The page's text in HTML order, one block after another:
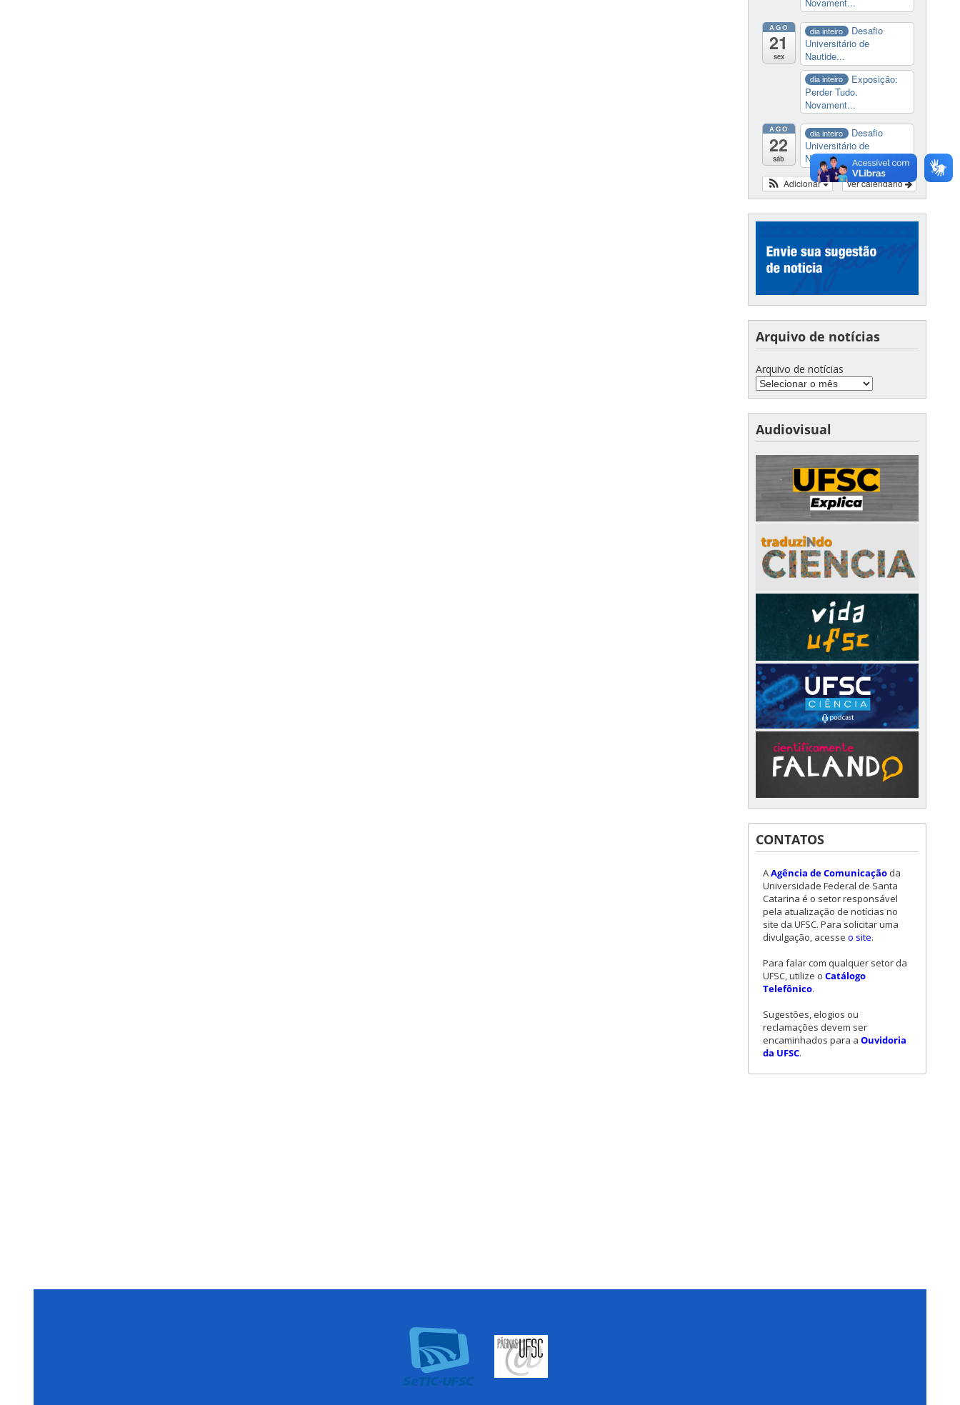
AGO
21
sex
dia inteiro
Desafio
Universitário de
Nautide...
dia inteiro
Exposição:
Perder Tudo.
Novament...
AGO
22
sáb
dia inteiro
Desafio
Universitário de
Nautide...
Ver calendário
Adicionar
Arquivo de notícias
Arquivo de notícias
Audiovisual
CONTATOS
AAgência de Comunicação da
Universidade Federal de Santa
Catarina é o setor responsável
pela atualização de notícias no
site da UFSC. Para solicitar uma
divulgação, acesse o site.
Para falar com qualquer setor da
UFSC, utilize o Catálogo
Telefônico.
Sugestões, elogios ou
reclamações devem ser
encaminhados para a Ouvidoria
da UFSC.